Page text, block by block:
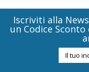
Iscriviti alla
un Codice Sconto